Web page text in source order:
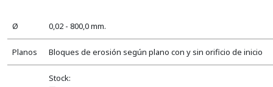
Ø 0,02 - 800,0 mm.
Planos Bloques de erosión según plano con y sin orificio de inicio
Stock: